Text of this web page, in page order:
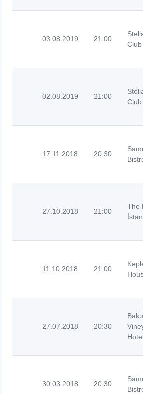
03.08.2019 21:00
Club
02.08.2019 21:00
Club
17.11.2018 20:30
27.10.2018 21:00
The
11.10.2018 21:00
27.07.2018 20:30
30.03.2018 20:30